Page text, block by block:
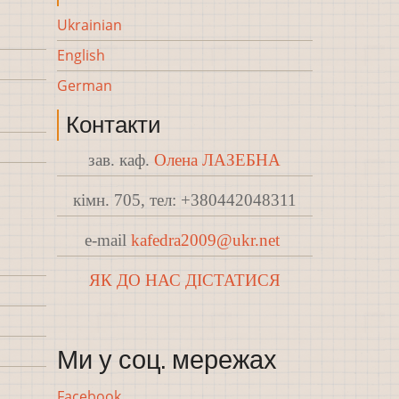
Ukrainian
English
German
Контакти
зав. каф.Олена ЛАЗЕБНА
кімн. 705, тел: +380442048311
e-mailkafedra2009@ukr.net
ЯК ДО НАС ДІСТАТИСЯ
Ми у соц. мережах